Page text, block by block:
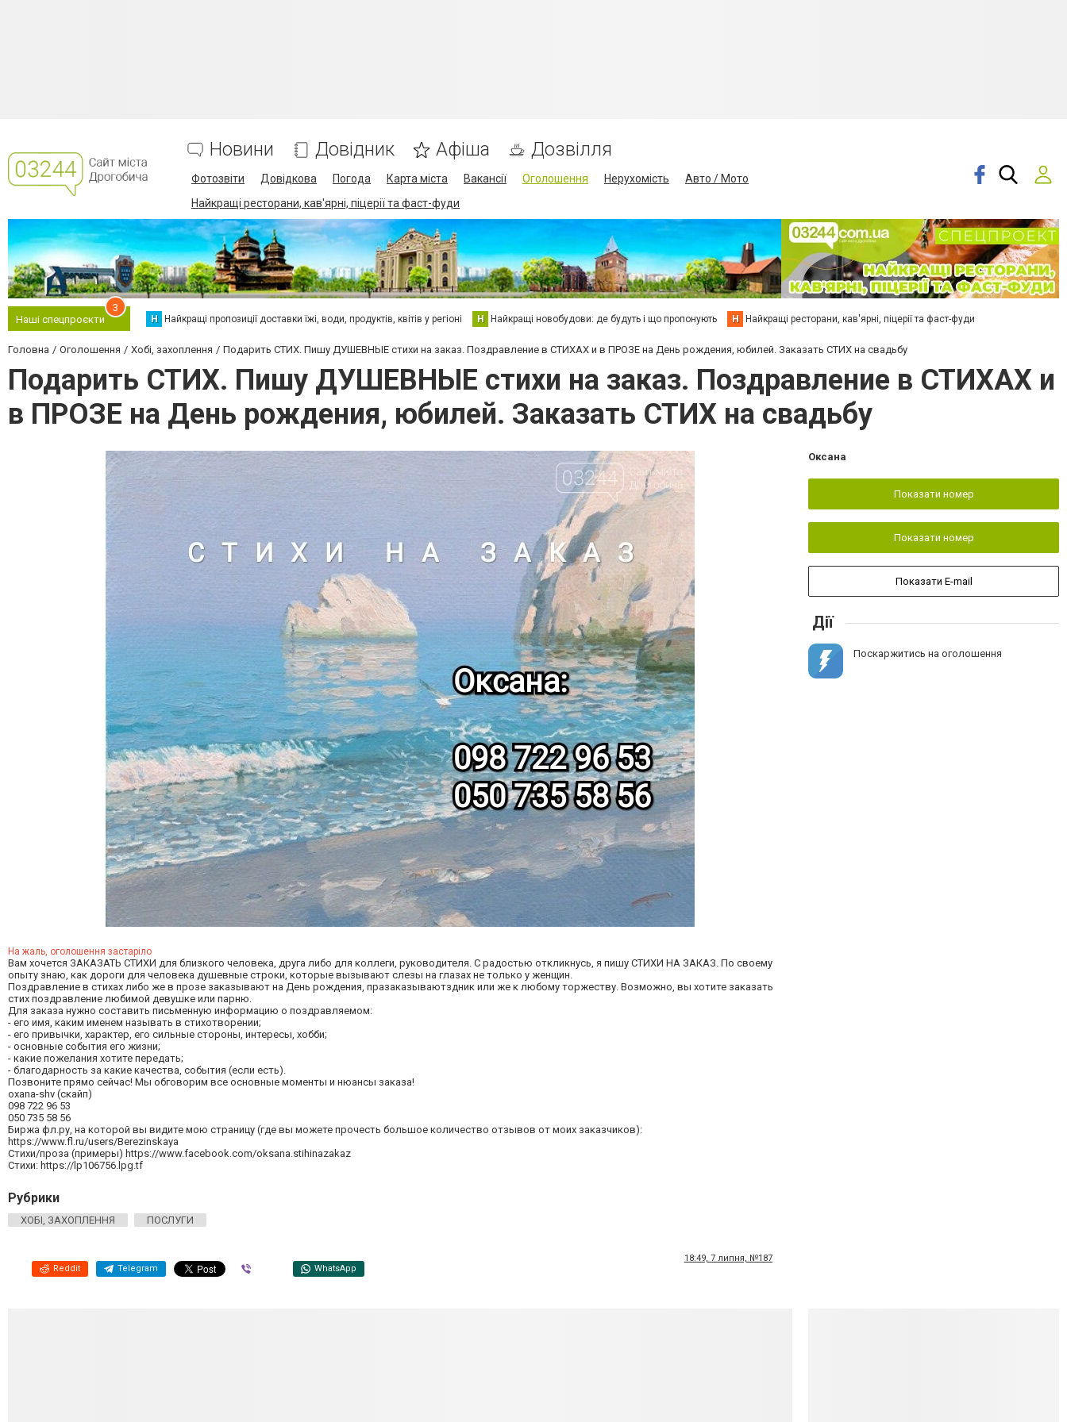
Новини Довідник Афіша Дозвілля
Фотозвіти Довідкова Погода Карта міста Вакансії Оголошення Нерухомість
Авто / Мото
Найкращі ресторани, кав'ярні, піцерії та фаст-фуди
Наші спецпроєкти
3
Н Найкращі пропозиції доставки їжі, води, продуктів, квітів у регіоні Н Найкращі новобудови: де будуть і що пропонують Н Найкращі ресторани, кав'ярні, піцерії та фаст-фуди
Головна Оголошення Хобі, захоплення Подарить СТИХ. Пишу ДУШЕВНЫЕ стихи на заказ. Поздравление в СТИХАХ и в ПРОЗЕ на День рождения, юбилей. Заказать СТИХ на свадьбу
Подарить СТИХ. Пишу ДУШЕВНЫЕ стихи на заказ. Поздравление в СТИХАХ и
в ПРОЗЕ на День рождения, юбилей. Заказать СТИХ на свадьбу
На жаль, оголошення застаріло
Вам хочется ЗАКАЗАТЬ СТИХИ для близкого человека, друга либо для коллеги, руководителя. С радостью откликнусь, я пишу СТИХИ НА ЗАКАЗ. По своему
опыту знаю, как дороги для человека душевные строки, которые вызывают слезы на глазах не только у женщин.
Поздравление в стихах либо же в прозе заказывают на День рождения, празаказываютздник или же к любому торжеству. Возможно, вы хотите заказать
стих поздравление любимой девушке или парню.
Для заказа нужно составить письменную информацию о поздравляемом:
- его имя, каким именем называть в стихотворении;
- его привычки, характер, его сильные стороны, интересы, хобби;
- основные события его жизни;
- какие пожелания хотите передать;
- благодарность за какие качества, события (если есть).
Позвоните прямо сейчас! Мы обговорим все основные моменты и нюансы заказа!
oxana-shv (скайп)
098 722 96 53
050 735 58 56
Биржа фл.ру, на которой вы видите мою страницу (где вы можете прочесть большое количество отзывов от моих заказчиков):
https://www.fl.ru/users/Berezinskaya
Стихи/проза (примеры) https://www.facebook.com/oksana.stihinazakaz
Стихи: https://lp106756.lpg.tf
Рубрики
ХОБІ, ЗАХОПЛЕННЯ ПОСЛУГИ
Reddit Telegram WhatsApp
18:49, 7 липня, №187
Оксана
Показати номер
Показати номер
Показати E-mail
Дії
Поскаржитись на оголошення